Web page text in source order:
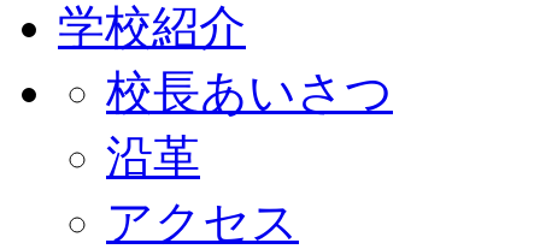
学校紹介
校長あいさつ
沿革
アクセス